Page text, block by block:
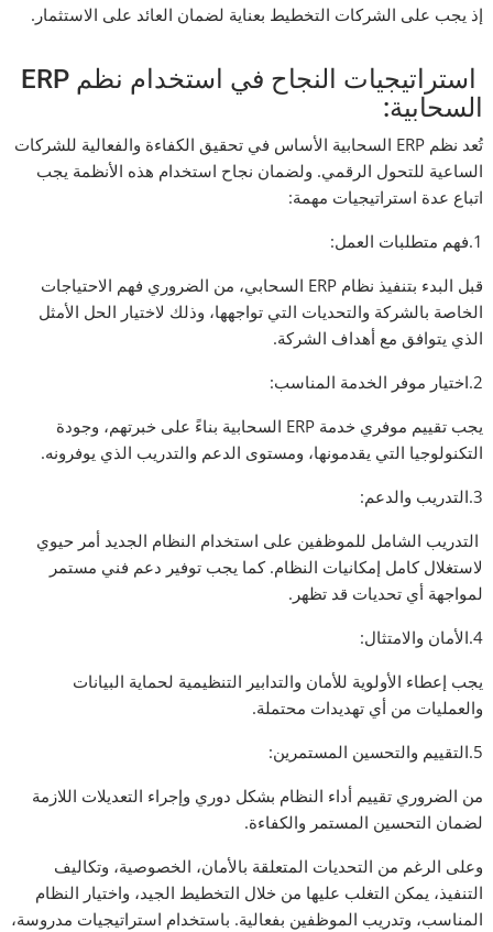
إذ يجب على الشركات التخطيط بعناية لضمان العائد على الاستثمار.
استراتيجيات النجاح في استخدام نظم ERP
السحابية:
تُعد نظم ERP السحابية الأساس في تحقيق الكفاءة والفعالية للشركات
الساعية للتحول الرقمي. ولضمان نجاح استخدام هذه الأنظمة يجب
اتباع عدة استراتيجيات مهمة:
1.فهم متطلبات العمل:
قبل البدء بتنفيذ نظام ERP السحابي، من الضروري فهم الاحتياجات
الخاصة بالشركة والتحديات التي تواجهها، وذلك لاختيار الحل الأمثل
الذي يتوافق مع أهداف الشركة.
2.اختيار موفر الخدمة المناسب:
يجب تقييم موفري خدمة ERP السحابية بناءً على خبرتهم، وجودة
التكنولوجيا التي يقدمونها، ومستوى الدعم والتدريب الذي يوفرونه.
3.التدريب والدعم:
التدريب الشامل للموظفين على استخدام النظام الجديد أمر حيوي
لاستغلال كامل إمكانيات النظام. كما يجب توفير دعم فني مستمر
لمواجهة أي تحديات قد تظهر.
4.الأمان والامتثال:
يجب إعطاء الأولوية للأمان والتدابير التنظيمية لحماية البيانات
والعمليات من أي تهديدات محتملة.
5.التقييم والتحسين المستمرين:
من الضروري تقييم أداء النظام بشكل دوري وإجراء التعديلات اللازمة
لضمان التحسين المستمر والكفاءة.
وعلى الرغم من التحديات المتعلقة بالأمان، الخصوصية، وتكاليف
التنفيذ، يمكن التغلب عليها من خلال التخطيط الجيد، واختيار النظام
المناسب، وتدريب الموظفين بفعالية. باستخدام استراتيجيات مدروسة،